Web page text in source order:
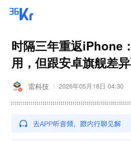
时隔三年重返iPhone
用，但跟安卓旗舰差
雷科技 2026年05月18日 04:30